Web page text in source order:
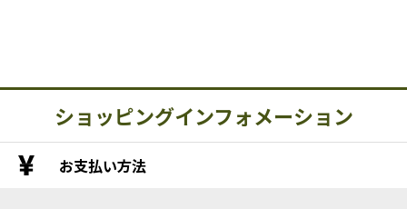
ショッピングインフォメーション
お支払い方法